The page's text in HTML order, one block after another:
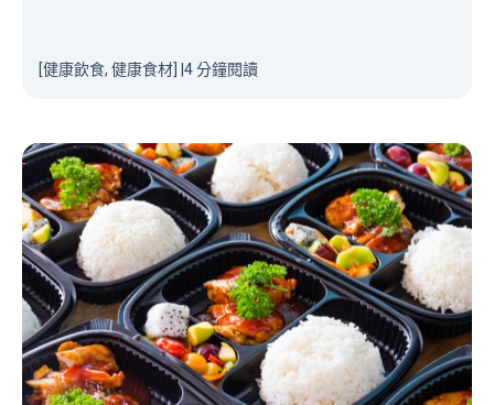
[健康飲食, 健康食材] 4 分鐘閱讀